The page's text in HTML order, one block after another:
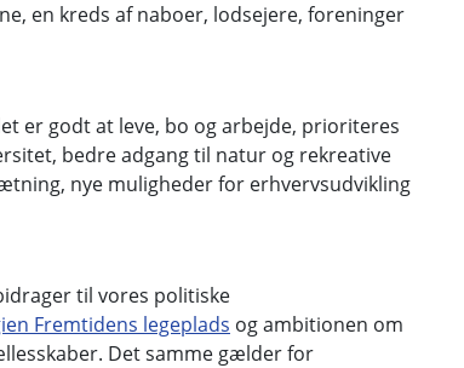
en kreds af naboer, lodsejere, foreninger
er godt at leve, bo og arbejde, prioriteres
bedre adgang til natur og rekreative
nye muligheder for erhvervsudvikling
til vores politiske
Fremtidens legeplads og ambitionen om
Det samme gælder for